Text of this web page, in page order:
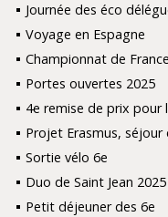
Journée des éco
Voyage en Espagne
Championnat de
Portes ouvertes 2025
4e remise de prix pour
Projet Erasmus, séjour
Sortie vélo 6e
Duo de Saint Jean 2025
Petit déjeuner des 6e